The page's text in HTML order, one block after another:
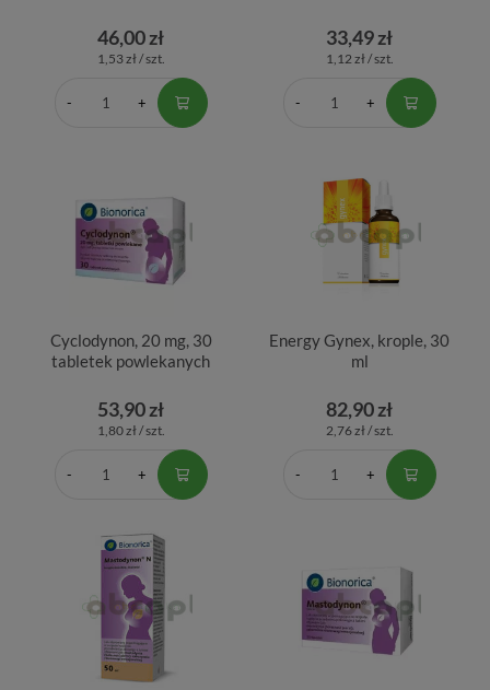
46,00 zł
1,53 zł / szt.
33,49 zł
1,12 zł / szt.
Cyclodynon, 20 mg, 30
tabletek powlekanych
53,90 zł
1,80 zł / szt.
Energy Gynex, krople, 30
ml
82,90 zł
2,76 zł / szt.